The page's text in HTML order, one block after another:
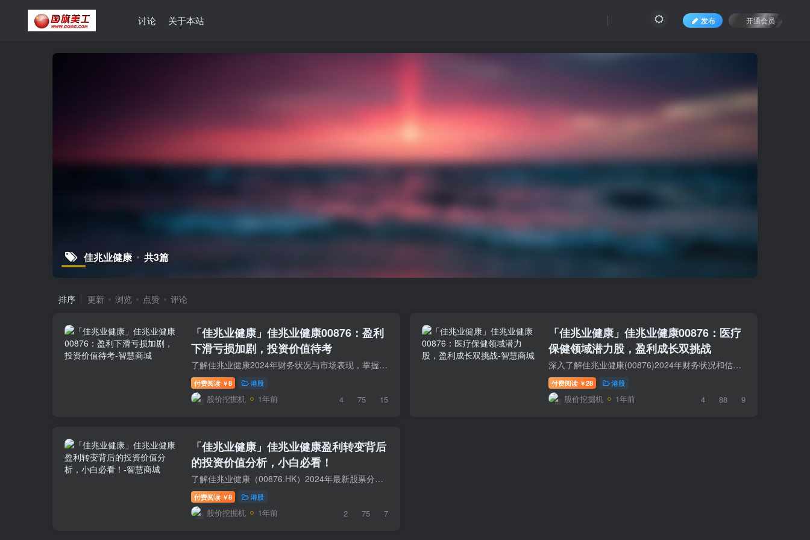
讨论 关于本站 发布 开通会员
佳兆业健康 共3篇
排序 更新 浏览 点赞 评论
「佳兆业健康」佳兆业健康00876：盈利
下滑亏损加剧，投资价值待考
了解佳兆业健康2024年财务状况与市场表现，掌握投资机会与风险，立即点击查看详细报告！
付费阅读 ￥8 港股
股价挖掘机 1年前 4 75 15
「佳兆业健康」佳兆业健康00876：医疗
保健领域潜力股，盈利成长双挑战
深入了解佳兆业健康(00876)2024年财务状况和估值，涵盖偿债能力、营运能力、盈利能力及成长能力，助您做出明智的投资决策，点击查看完整报告！
付费阅读 ￥28 港股
股价挖掘机 1年前 4 88 9
「佳兆业健康」佳兆业健康盈利转变背后
的投资价值分析，小白必看！
了解佳兆业健康（00876.HK）2024年最新股票分析，掌握其投资评级与风险，助您做出明智投资决策，立即点击查看详细报告！
付费阅读 ￥8 港股
股价挖掘机 1年前 2 75 7